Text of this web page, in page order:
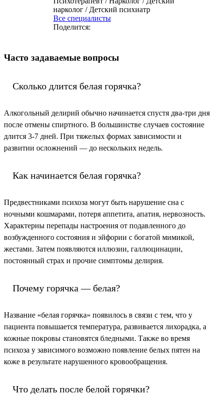
нарколог / Детский психиатр
Все специалисты
Поделится:
Часто задаваемые вопросы
Сколько длится белая горячка?
Алкогольный делирий обычно начинается спустя два-три дня
после отмены спиртного. В большинстве случаев состояние
длится 3-7 дней. При тяжелых формах зависимости и
развитии осложнений — до нескольких недель.
Как начинается белая горячка?
Предвестниками психоза могут быть нарушение сна с
ночными кошмарами, потеря аппетита, апатия, нервозность.
Характерны перепады настроения от подавленного до
возбужденного состояния и эйфории с богатой мимикой,
жестами. Затем появляются иллюзии, галлюцинации,
постоянный страх и прочие симптомы делирия.
Почему горячка — белая?
Название «белая горячка» появилось в связи с тем, что у
пациента повышается температура, развивается лихорадка, а
кожные покровы становятся бледными. Также во время
психоза у зависимого возможно появление белых пятен на
коже в результате нарушенного кровообращения.
Что делать после белой горячки?